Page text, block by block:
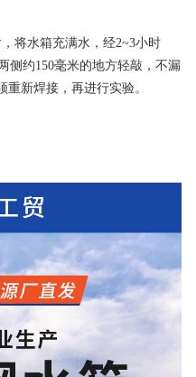
水箱充满水，经2~3小时
侧约150毫米的地方轻敲，不漏
新焊接，再进行实验。